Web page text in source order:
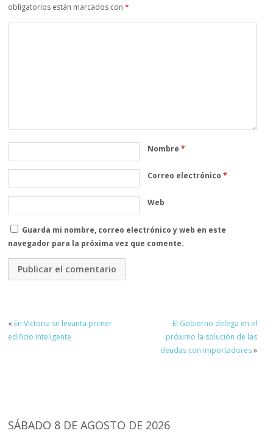
obligatorios están marcados con*
Nombre*
Correo electrónico*
Web
Guarda mi nombre, correo electrónico y web en este
navegador para la próxima vez que comente.
« En Victoria se levanta primer
edificio inteligente
El Gobierno delega en el
próximo la solución de las
deudas con importadores»
SÁBADO 8 DE AGOSTO DE 2026